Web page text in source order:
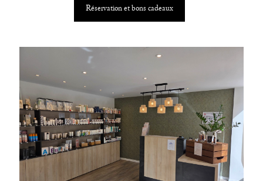
Réservation et bons cadeaux